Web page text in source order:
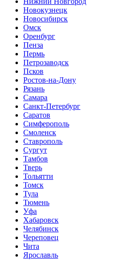
Новокузнецк
Новосибирск
Омск
Оренбург
Пенза
Пермь
Петрозаводск
Псков
Ростов-на-Дону
Рязань
Самара
Санкт-Петербург
Саратов
Симферополь
Смоленск
Ставрополь
Сургут
Тамбов
Тверь
Тольятти
Томск
Тула
Тюмень
Уфа
Хабаровск
Челябинск
Череповец
Чита
Ярославль